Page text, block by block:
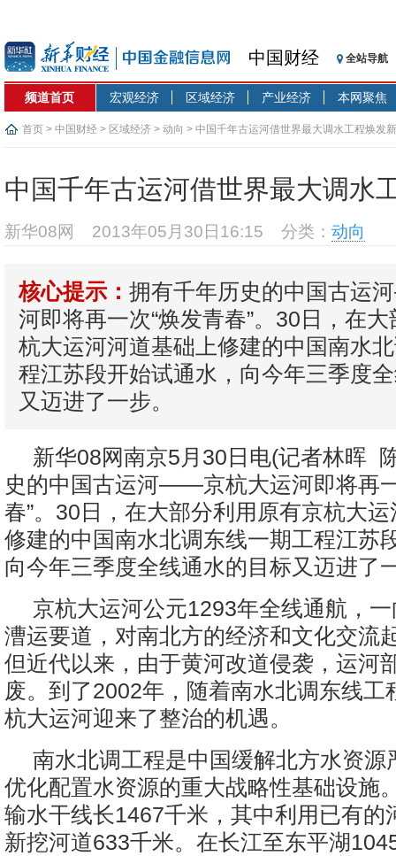
中国财经 全站导航
频道首页 宏观经济 区域经济 产业经济 本网聚焦
首页 > 中国财经 > 区域经济 > 动向 > 中国千年古运河借世界最大调水工程焕发
中国千年古运河借世界最大调水
新华08网 2013年05月30日16:15 分类： 动向
核心提示： 拥有千年历史的中国古运
河即将再一次“焕发青春”。30日，在
杭大运河河道基础上修建的中国南水
程江苏段开始试通水，向今年三季度
又迈进了一步。
新华08网南京5月30日电(记者林晖
史的中国古运河——京杭大运河即将再
春”。30日，在大部分利用原有京杭大
修建的中国南水北调东线一期工程江苏
向今年三季度全线通水的目标又迈进了
京杭大运河公元1293年全线通航，
漕运要道，对南北方的经济和文化交流
但近代以来，由于黄河改道侵袭，运河
废。到了2002年，随着南水北调东线工
杭大运河迎来了整治的机遇。
南水北调工程是中国缓解北方水资源
优化配置水资源的重大战略性基础设施
输水干线长1467千米，其中利用已有的
新挖河道633千米。在长江至东平湖